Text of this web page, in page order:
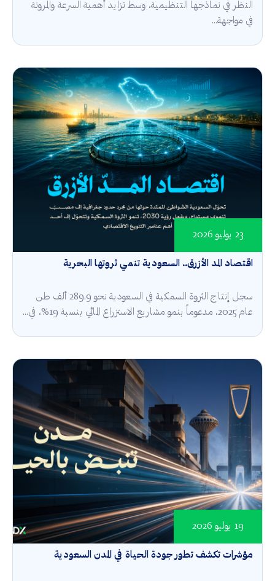
النظر في نماذجها التنظيمية، وسط تزايد أهمية السرعة والمرونة
في مواجهة...
اقتصاد المد الأزرق.. السعودية تنمي ثروتها البحرية
23 يوليو 2026
سجل إنتاج الثروة السمكية في السعودية نحو 289.9 ألف طن
عام 2025، مدعوماً بنمو مشاريع الاستزراع المائي بنسبة 19%، في...
مؤشرات تكشف تطور جودة الحياة في المدن السعودية
19 يوليو 2026